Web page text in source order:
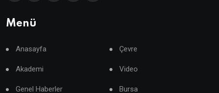
Menü
Anasayfa Çevre
Akademi Video
Genel Haberler Bursa